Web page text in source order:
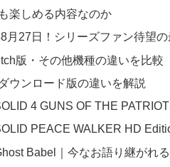
楽しめる内容なのか
月27日！シリーズファン待望
版・その他機種の違いを比較
ウンロード版の違いを解説
4 GUNS OF THE
PEACE WALKER HD
Babel｜今なお語り継がれ